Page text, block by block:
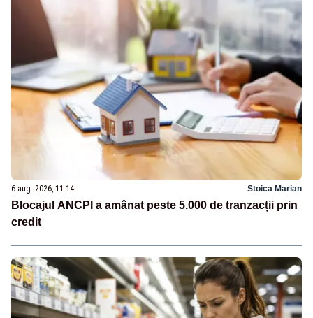
6 aug. 2026, 11:14 Stoica Marian
Blocajul ANCPI a amânat peste 5.000 de tranzacții prin
credit